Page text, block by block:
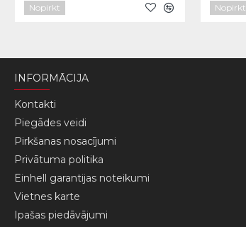
Nopirkt Nopirkt
INFORMĀCIJA
Kontakti
Piegādes veidi
Pirkšanas nosacījumi
Privātuma politika
Einhell garantijas noteikumi
Vietnes karte
Ipašas piedāvājumi